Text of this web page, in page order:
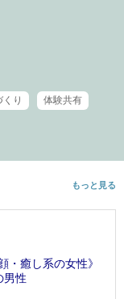
くり 体験共有
もっと見る
・癒し系の女性》
男性